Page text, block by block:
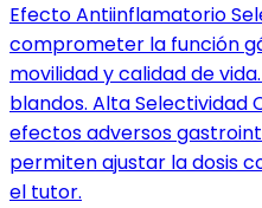
Efecto Antiinflamatorio
comprometer la función
movilidad y calidad de
blandos. Alta Selectividad
efectos adversos
permiten ajustar la dosis
el tutor.